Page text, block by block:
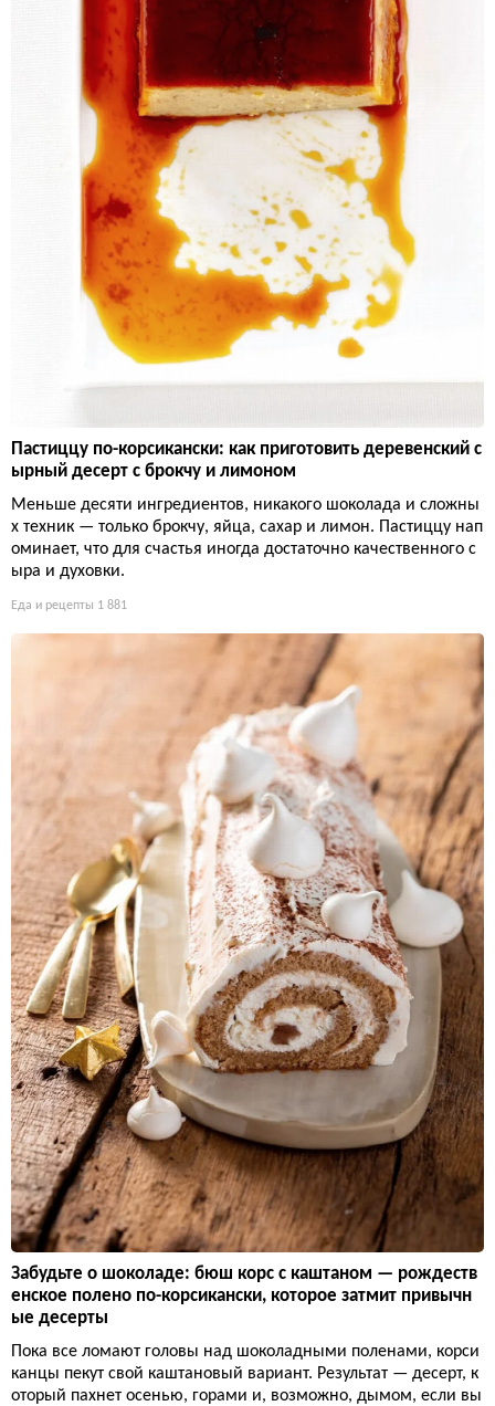
Пастиццу по-корсикански: как приготовить деревенский с
ырный десерт с брокчу и лимоном
Меньше десяти ингредиентов, никакого шоколада и сложны
х техник — только брокчу, яйца, сахар и лимон. Пастиццу нап
оминает, что для счастья иногда достаточно качественного с
ыра и духовки.
Еда и рецепты 1 881
Забудьте о шоколаде: бюш корс с каштаном — рождеств
енское полено по-корсикански, которое затмит привычн
ые десерты
Пока все ломают головы над шоколадными поленами, корси
канцы пекут свой каштановый вариант. Результат — десерт, к
оторый пахнет осенью, горами и, возможно, дымом, если вы